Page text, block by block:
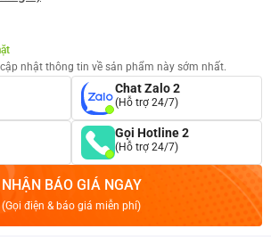
nhật thông tin về sản phẩm này sớm nhất.
Chat Zalo 2
(Hỗ trợ 24/7)
Gọi Hotline 2
(Hỗ trợ 24/7)
NHẬN BÁO GIÁ NGAY
(Gọi điện & báo giá miễn phí)